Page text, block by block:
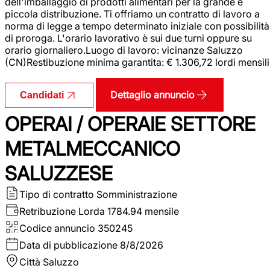
piccola distribuzione. Ti offriamo un contratto di lavoro a
norma di legge a tempo determinato iniziale con possibilità
di proroga. L'orario lavorativo è sui due turni oppure su
orario giornaliero.Luogo di lavoro: vicinanze Saluzzo
(CN)Restibuzione minima garantita: € 1.306,72 lordi mensili
Candidati Dettaglio annuncio
OPERAI / OPERAIE SETTORE
METALMECCANICO
SALUZZESE
Tipo di contratto Somministrazione
Retribuzione Lorda 1784.94 mensile
Codice annuncio 350245
Data di pubblicazione 8/8/2026
Città Saluzzo